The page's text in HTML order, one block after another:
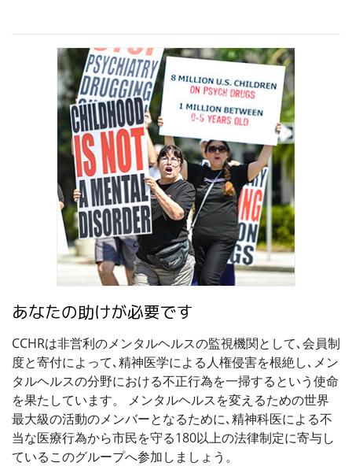
あなたの助けが必要です
CCHRは非営利のメンタルヘルスの監視機関として､会員制
度と寄付によって､精神医学による人権侵害を根絶し､メン
タルヘルスの分野における不正行為を一掃するという使命
を果たしています。 メンタルヘルスを変えるための世界
最大級の活動のメンバーとなるために､精神科医による不
当な医療行為から市民を守る180以上の法律制定に寄与し
ているこのグループへ参加しましょう。